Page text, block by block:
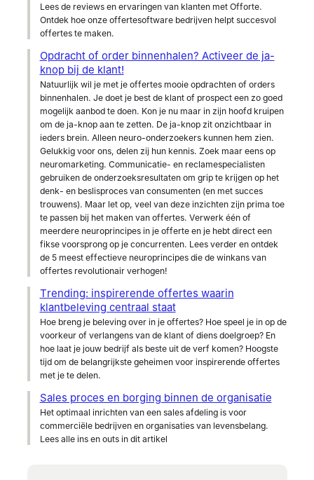
Lees de reviews en ervaringen van klanten met Offorte.
Ontdek hoe onze offertesoftware bedrijven helpt succesvol
offertes te maken.
Opdracht of order binnenhalen? Activeer de ja-
knop bij de klant!
Natuurlijk wil je met je offertes mooie opdrachten of orders
binnenhalen. Je doet je best de klant of prospect een zo goed
mogelijk aanbod te doen. Kon je nu maar in zijn hoofd kruipen
om de ja-knop aan te zetten. De ja-knop zit onzichtbaar in
ieders brein. Alleen neuro-onderzoekers kunnen hem zien.
Gelukkig voor ons, delen zij hun kennis. Zoek maar eens op
neuromarketing. Communicatie- en reclamespecialisten
gebruiken de onderzoeksresultaten om grip te krijgen op het
denk- en beslisproces van consumenten (en met succes
trouwens). Maar let op, veel van deze inzichten zijn prima toe
te passen bij het maken van offertes. Verwerk één of
meerdere neuroprincipes in je offerte en je hebt direct een
fikse voorsprong op je concurrenten. Lees verder en ontdek
de 5 meest effectieve neuroprincipes die de winkans van
offertes revolutionair verhogen!
Trending: inspirerende offertes waarin
klantbeleving centraal staat
Hoe breng je beleving over in je offertes? Hoe speel je in op de
voorkeur of verlangens van de klant of diens doelgroep? En
hoe laat je jouw bedrijf als beste uit de verf komen? Hoogste
tijd om de belangrijkste geheimen voor inspirerende offertes
met je te delen.
Sales proces en borging binnen de organisatie
Het optimaal inrichten van een sales afdeling is voor
commerciële bedrijven en organisaties van levensbelang.
Lees alle ins en outs in dit artikel